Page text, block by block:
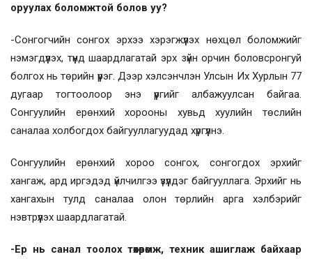
оруулах боломжтой болов уу?
-Сонгогчийн сонгох эрхээ хэрэгжүүлэх нөхцөл боломжийг
нэмэгдүүлэх, түүнд шаардлагатай эрх зүйн орчин боловсронгуй
болгох нь төрийн үүрэг. Дээр хэлсэнчлэн Улсын Их Хурлын 77
дугаар тогтоолоор энэ үүргийг албажуулсан байгаа.
Сонгуулийн ерөнхий хорооны хувьд хуулийн төслийн
саналаа холбогдох байгууллагуудад хүргүүлнэ.
Сонгуулийн ерөнхий хороо сонгох, сонгогдох эрхийг
хангаж, ард иргэдэд үйлчилгээ үзүүлдэг байгууллага. Эрхийг нь
хангахын тулд саналаа олон төрлийн арга хэлбэрийг
нэвтрүүлэх шаардлагатай.
-Ер нь санал тоолох төхөөрөмж, техник ашиглаж байхаар